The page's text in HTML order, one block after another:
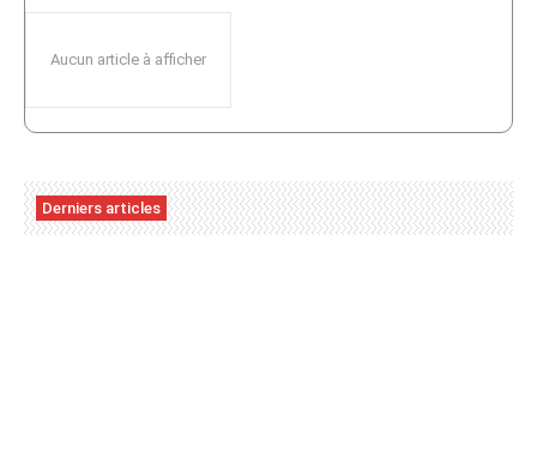
Aucun article à afficher
Derniers articles